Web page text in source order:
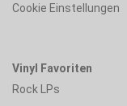
Cookie Einstellungen
Vinyl Favoriten
Rock LPs